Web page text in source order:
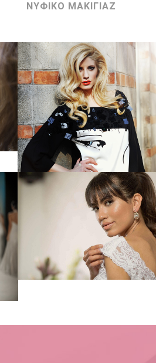
ΝΥΦΙΚΟ ΜΑΚΙΓΙΑΖ
FASHION
ΚΑΤΑΛΟΓΟΣ ΜΟΔΑΣ
Zoom View
BRIDAL MAKE-UP
ΝΥΦΙΚΟ ΜΑΚΙΓΙΑΖ
Zoom View